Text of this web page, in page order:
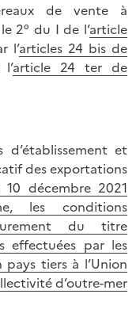
de vente à
2° du I de l’article
l’articles 24 bis de
article 24 ter de
et
des exportations
décembre 2021
les conditions
du titre
effectuées par les
tiers à l’Union
d’outre-mer